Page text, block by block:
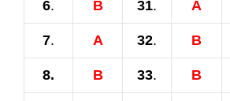
6. B 31. A
7. A 32. B
8. B 33. B